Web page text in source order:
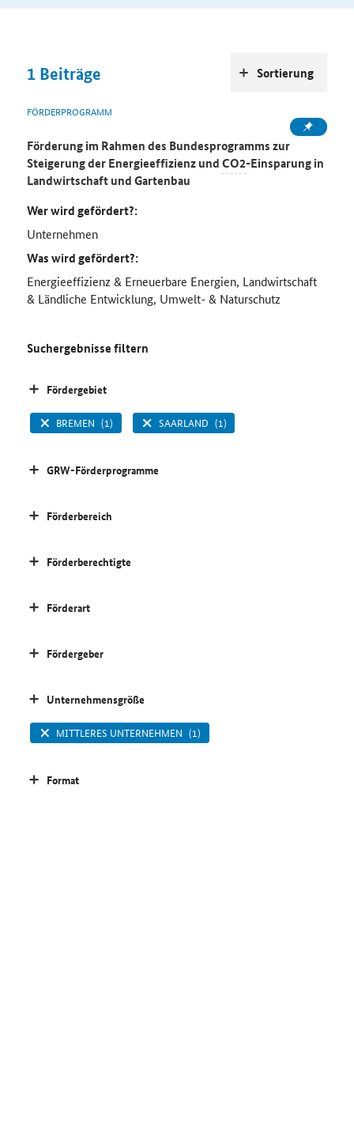
1 Beiträge
FÖRDERPROGRAMM
Förderung im Rahmen des Bundesprogramms zur
Steigerung der Energieeffizienz undCO2-Einsparung in
Landwirtschaft und Gartenbau
Wer wird gefördert?:
Unternehmen
Was wird gefördert?:
Energieeffizienz & Erneuerbare Energien, Landwirtschaft
& Ländliche Entwicklung, Umwelt- & Naturschutz
Sortierung
Suchergebnisse filtern
Fördergebiet
BREMEN (1) SAARLAND (1)
GRW-Förderprogramme
Förderbereich
Förderberechtigte
Förderart
Fördergeber
Unternehmensgröße
MITTLERES UNTERNEHMEN (1)
Format